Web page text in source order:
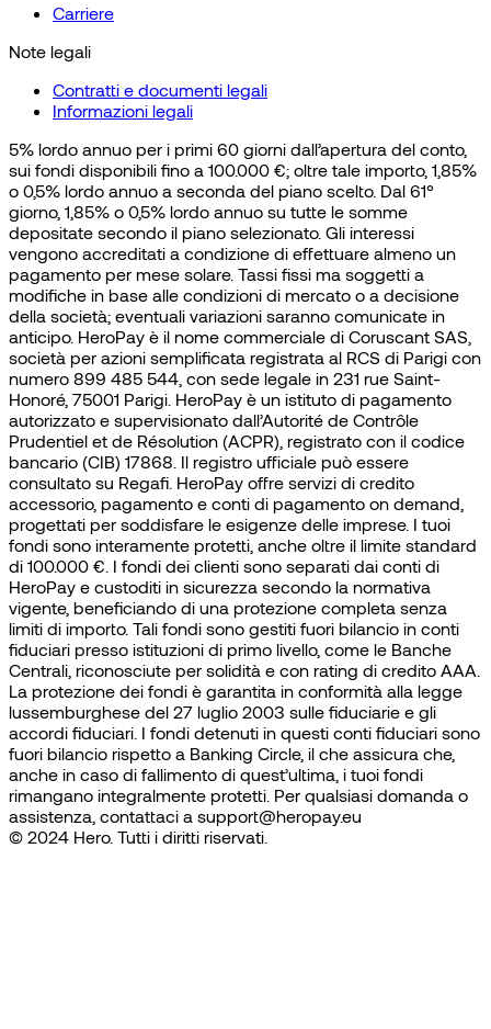
Carriere
Note legali
Contratti e documenti legali
Informazioni legali
5% lordo annuo per i primi 60 giorni dall’apertura del conto,
sui fondi disponibili fino a 100.000 €; oltre tale importo, 1,85%
o 0,5% lordo annuo a seconda del piano scelto. Dal 61°
giorno, 1,85% o 0,5% lordo annuo su tutte le somme
depositate secondo il piano selezionato. Gli interessi
vengono accreditati a condizione di effettuare almeno un
pagamento per mese solare. Tassi fissi ma soggetti a
modifiche in base alle condizioni di mercato o a decisione
della società; eventuali variazioni saranno comunicate in
anticipo. HeroPay è il nome commerciale di Coruscant SAS,
società per azioni semplificata registrata al RCS di Parigi con
numero 899 485 544, con sede legale in 231 rue Saint-
Honoré, 75001 Parigi. HeroPay è un istituto di pagamento
autorizzato e supervisionato dall’Autorité de Contrôle
Prudentiel et de Résolution (ACPR), registrato con il codice
bancario (CIB) 17868. Il registro ufficiale può essere
consultato su Regafi. HeroPay offre servizi di credito
accessorio, pagamento e conti di pagamento on demand,
progettati per soddisfare le esigenze delle imprese. I tuoi
fondi sono interamente protetti, anche oltre il limite standard
di 100.000 €. I fondi dei clienti sono separati dai conti di
HeroPay e custoditi in sicurezza secondo la normativa
vigente, beneficiando di una protezione completa senza
limiti di importo. Tali fondi sono gestiti fuori bilancio in conti
fiduciari presso istituzioni di primo livello, come le Banche
Centrali, riconosciute per solidità e con rating di credito AAA.
La protezione dei fondi è garantita in conformità alla legge
lussemburghese del 27 luglio 2003 sulle fiduciarie e gli
accordi fiduciari. I fondi detenuti in questi conti fiduciari sono
fuori bilancio rispetto a Banking Circle, il che assicura che,
anche in caso di fallimento di quest’ultima, i tuoi fondi
rimangano integralmente protetti. Per qualsiasi domanda o
assistenza, contattaci a support@heropay.eu
© 2024 Hero. Tutti i diritti riservati.